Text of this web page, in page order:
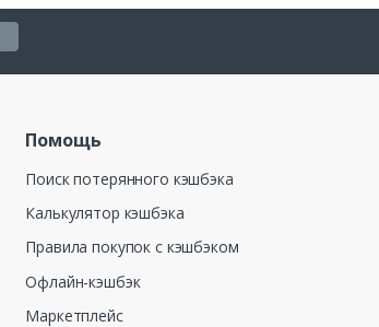
Помощь
Поиск потерянного кэшбэка
Калькулятор кэшбэка
Правила покупок с кэшбэком
Офлайн-кэшбэк
Маркетплейс